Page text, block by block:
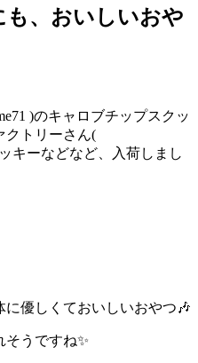
、おいしいおや
)のキャロブチップスクッ
クトリーさん(
ッキーなどなど、入荷しまし
優しくておいしいおやつ🎶
うですね✨